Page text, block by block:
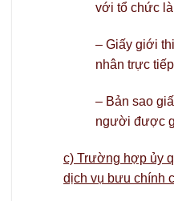
với tổ chức
– Giấy giới
nhân trực
– Bản sao
người được
c) Trường hợp ủy
dịch vụ bưu chính